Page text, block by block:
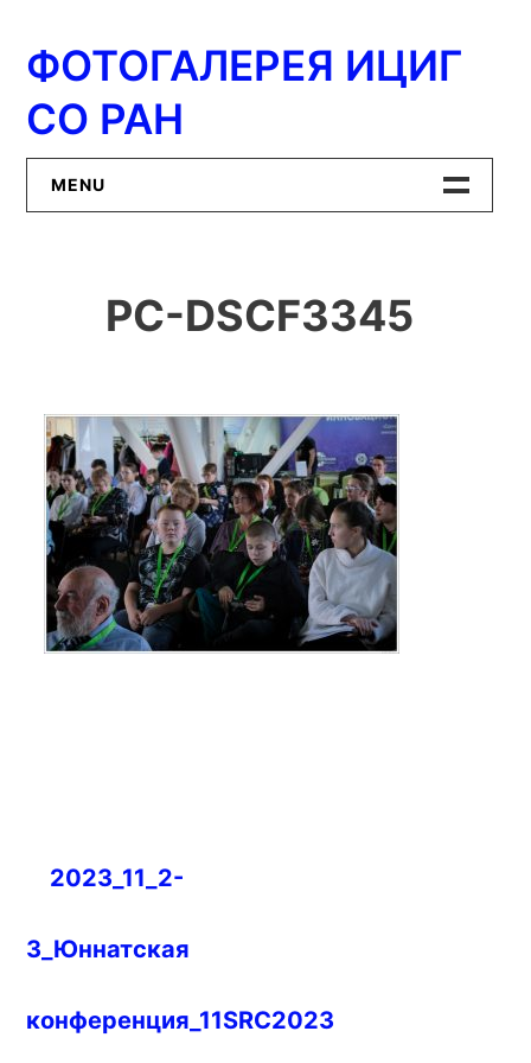
содержимому
ФОТОГАЛЕРЕЯ ИЦИГ
СО РАН
MENU
ИЦиГ СО РАН
PC-DSCF3345
Навигация
записям
2023_11_2-
3_Юннатская
конференция_11SRC2023